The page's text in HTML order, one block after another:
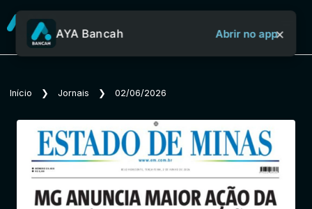
Sobre o Aya Bancah
Início
Revistas
AYA Bancah Abrir no app×
Início ❯ Jornais ❯ 02/06/2026